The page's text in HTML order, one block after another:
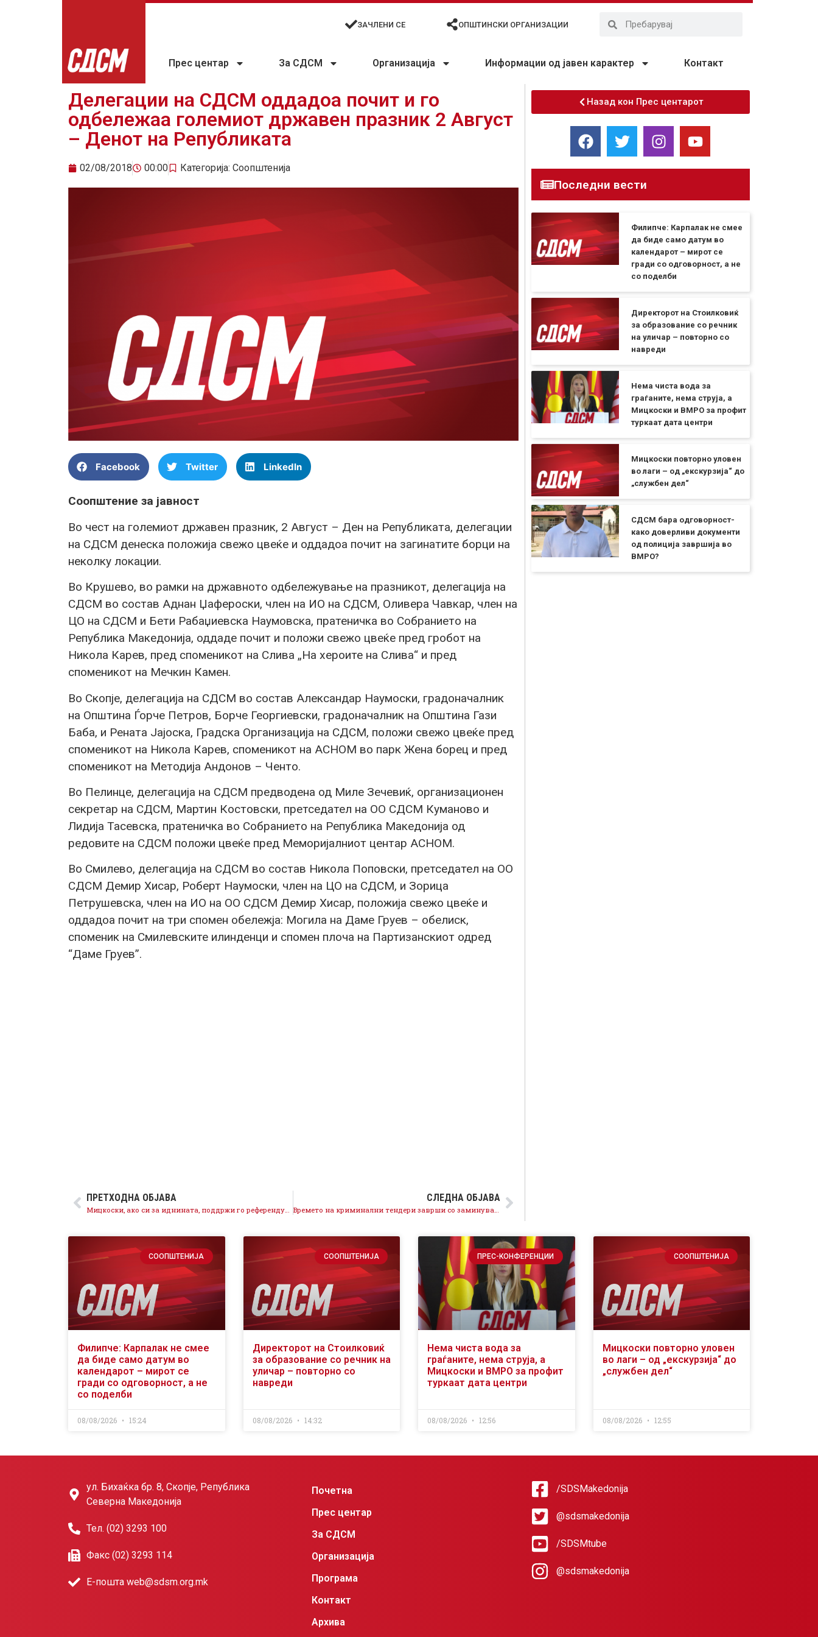
ЗАЧЛЕНИ СЕ ОПШТИНСКИ ОРГАНИЗАЦИИ
Прес центар За СДСМ Организација Информации од јавен карактер Контакт
Делегации на СДСМ оддадоа почит и го
одбележаа големиот државен празник 2 Август
– Денот на Републиката
02/08/2018 00:00 Категорија: Соопштенија
Facebook Twitter LinkedIn
Соопштение за јавност
Во чест на големиот државен празник, 2 Август – Ден на Републиката, делегации
на СДСМ денеска положија свежо цвеќе и оддадоа почит на загинатите борци на
неколку локации.
Во Крушево, во рамки на државното одбележување на празникот, делегација на
СДСМ во состав Аднан Џафероски, член на ИО на СДСМ, Оливера Чавкар, член на
ЦО на СДСМ и Бети Рабаџиевска Наумовска, пратеничка во Собранието на
Република Македонија, оддаде почит и положи свежо цвеќе пред гробот на
Никола Карев, пред споменикот на Слива „На хероите на Слива“ и пред
споменикот на Мечкин Камен.
Во Скопје, делегација на СДСМ во состав Александар Наумоски, градоначалник
на Општина Ѓорче Петров, Борче Георгиевски, градоначалник на Општина Гази
Баба, и Рената Јајоска, Градска Организација на СДСМ, положи свежо цвеќе пред
споменикот на Никола Карев, споменикот на АСНОМ во парк Жена борец и пред
споменикот на Методија Андонов – Ченто.
Во Пелинце, делегација на СДСМ предводена од Миле Зечевиќ, организационен
секретар на СДСМ, Мартин Костовски, претседател на ОО СДСМ Куманово и
Лидија Тасевска, пратеничка во Собранието на Република Македонија од
редовите на СДСМ положи цвеќе пред Меморијалниот центар АСНОМ.
Во Смилево, делегација на СДСМ во состав Никола Поповски, претседател на ОО
СДСМ Демир Хисар, Роберт Наумоски, член на ЦО на СДСМ, и Зорица
Петрушевска, член на ИО на OO СДСМ Демир Хисар, положија свежо цвеќе и
оддадоа почит на три спомен обележја: Mогила на Даме Груев – обелиск,
споменик на Смилевските илинденци и спомен плоча на Партизанскиот одред
“Даме Груев”.
ПРЕТХОДНА ОБЈАВА СЛЕДНА ОБЈАВА
Назад кон Прес центарот
Последни вести
Филипче: Карпалак не смее
да биде само датум во
календарот – мирот се
гради со одговорност, а не
со поделби
Директорот на Стоилковиќ
за образование со речник
на уличар – повторно со
навреди
Нема чиста вода за
граѓаните, нема струја, а
Мицкоски и ВМРО за профит
туркаат дата центри
Мицкоски повторно уловен
во лаги – од „екскурзија“ до
„службен дел“
СДСМ бара одговорност-
како доверливи документи
од полиција завршија во
ВМРО?
СООПШТЕНИЈА
Филипче: Карпалак не смее
да биде само датум во
календарот – мирот се
гради со одговорност, а не
со поделби
08/08/2026 15:24
СООПШТЕНИЈА
Директорот на Стоилковиќ
за образование со речник на
уличар – повторно со
навреди
08/08/2026 14:32
ПРЕС-КОНФЕРЕНЦИИ
Нема чиста вода за
граѓаните, нема струја, а
Мицкоски и ВМРО за профит
туркаат дата центри
08/08/2026 12:56
СООПШТЕНИЈА
Мицкоски повторно уловен
во лаги – од „екскурзија“ до
„службен дел“
08/08/2026 12:55
ул. Бихаќка бр. 8, Скопје, Република
Северна Македонија
Тел. (02) 3293 100
Факс (02) 3293 114
Е-пошта web@sdsm.org.mk
Почетна
Прес центар
За СДСМ
Организација
Програма
Контакт
Архива
/SDSMakedonija
@sdsmakedonija
/SDSMtube
@sdsmakedonija